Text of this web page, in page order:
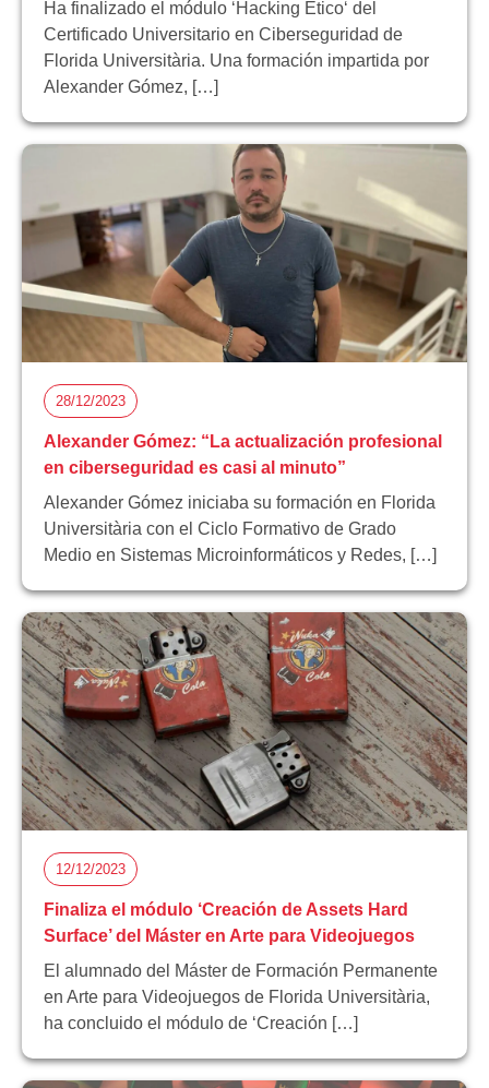
Ha finalizado el módulo ‘Hacking Ético‘ del
Certificado Universitario en Ciberseguridad de
Florida Universitària. Una formación impartida por
Alexander Gómez, […]
28/12/2023
Alexander Gómez: “La actualización profesional
en ciberseguridad es casi al minuto”
Alexander Gómez iniciaba su formación en Florida
Universitària con el Ciclo Formativo de Grado
Medio en Sistemas Microinformáticos y Redes, […]
12/12/2023
Finaliza el módulo ‘Creación de Assets Hard
Surface’ del Máster en Arte para Videojuegos
El alumnado del Máster de Formación Permanente
en Arte para Videojuegos de Florida Universitària,
ha concluido el módulo de ‘Creación […]